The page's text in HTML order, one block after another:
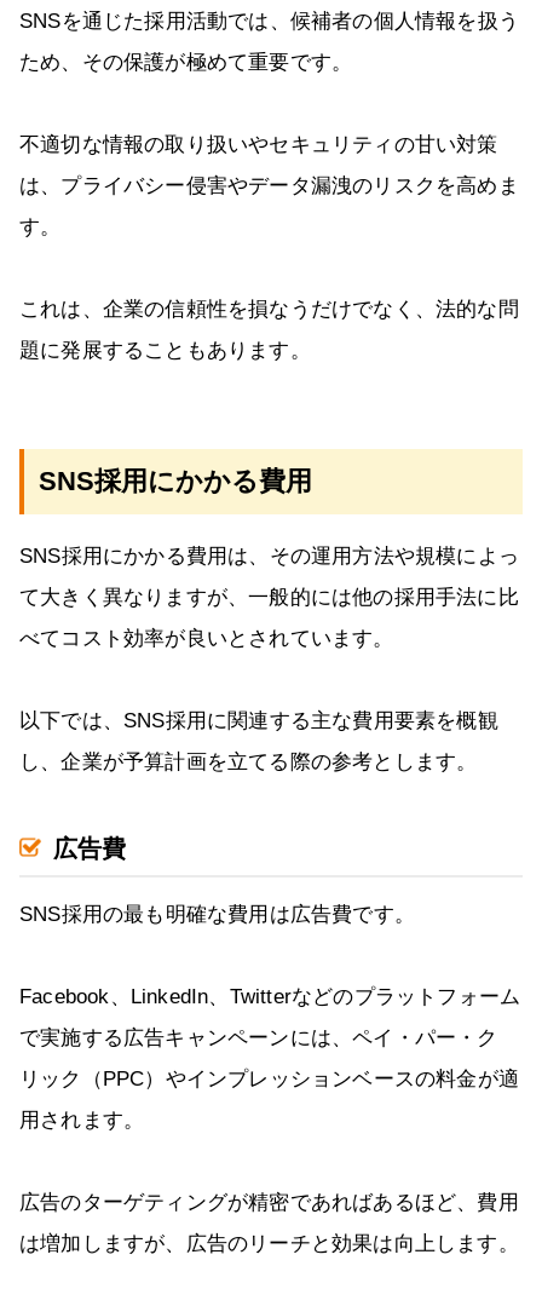
SNSを通じた採用活動では、候補者の個人情報を扱う
ため、その保護が極めて重要です。
不適切な情報の取り扱いやセキュリティの甘い対策
は、プライバシー侵害やデータ漏洩のリスクを高めま
す。
これは、企業の信頼性を損なうだけでなく、法的な問
題に発展することもあります。
SNS採用にかかる費用
SNS採用にかかる費用は、その運用方法や規模によっ
て大きく異なりますが、一般的には他の採用手法に比
べてコスト効率が良いとされています。
以下では、SNS採用に関連する主な費用要素を概観
し、企業が予算計画を立てる際の参考とします。
広告費
SNS採用の最も明確な費用は広告費です。
Facebook、LinkedIn、Twitterなどのプラットフォーム
で実施する広告キャンペーンには、ペイ・パー・ク
リック（PPC）やインプレッションベースの料金が適
用されます。
広告のターゲティングが精密であればあるほど、費用
は増加しますが、広告のリーチと効果は向上します。